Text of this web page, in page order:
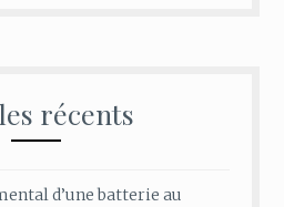
récents
d’une batterie au